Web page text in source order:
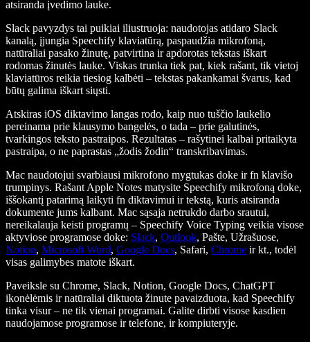
atsiranda įvedimo lauke.
Slack pavyzdys tai puikiai iliustruoja: naudotojas atidaro Slack
kanalą, įjungia Speechify klaviatūrą, paspaudžia mikrofoną,
natūraliai pasako žinutę, patvirtina ir apdorotas tekstas iškart
rodomas žinutės lauke. Viskas trunka tiek pat, kiek rašant, tik vietoj
klaviatūros reikia tiesiog kalbėti – tekstas pakankamai švarus, kad
būtų galima iškart siųsti.
Atskiras iOS diktavimo langas rodo, kaip nuo tuščio laukelio
pereinama prie klausymo bangelės, o tada – prie galutinės,
tvarkingos teksto pastraipos. Rezultatas – rašytinei kalbai pritaikyta
pastraipa, o ne paprastas „žodis žodin“ transkribavimas.
Mac naudotojui svarbiausi mikrofono mygtukas doke ir fn klavišo
trumpinys. Rašant Apple Notes matysite Speechify mikrofoną doke,
iššokantį patarimą laikyti fn diktavimui ir tekstą, kuris atsiranda
dokumente jums kalbant. Mac sąsaja netrukdo darbo srautui,
nereikalauja keisti programų – Speechify Voice Typing veikia visose
aktyviose programose doke: Slack, Outlook, Pašte, Užrašuose,
Notion, Microsoft Word, Google Docs, Safari, Chrome ir kt., todėl
visas galimybes matote iškart.
Paveiksle su Chrome, Slack, Notion, Google Docs, ChatGPT
ikonėlėmis ir natūraliai diktuota žinute pavaizduota, kad Speechify
tinka visur – ne tik vienai programai. Galite dirbti visose kasdien
naudojamose programose ir telefone, ir kompiuteryje.